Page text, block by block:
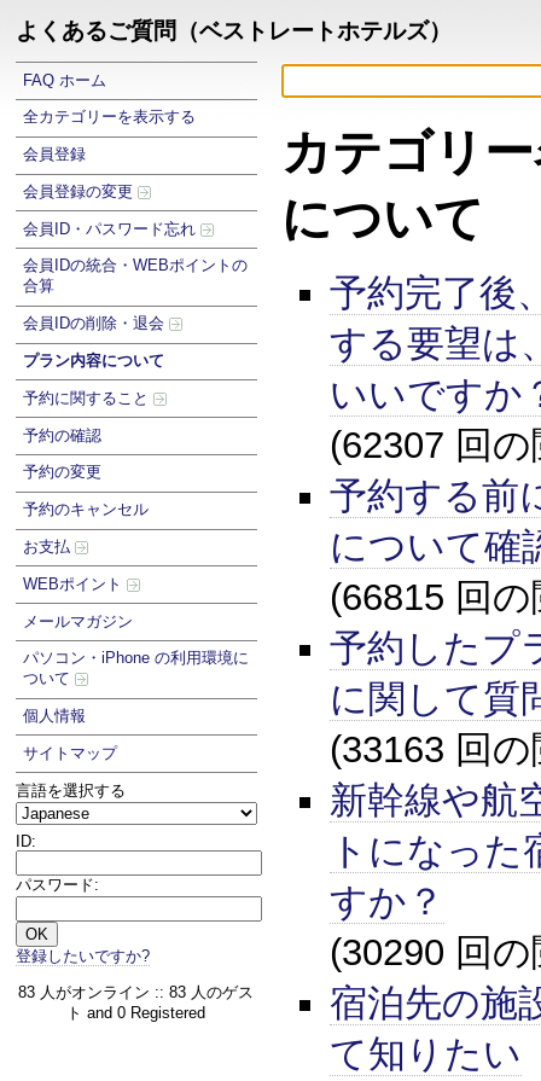
よくあるご質問（ベストレートホテルズ）
FAQ ホーム
全カテゴリーを表示する
会員登録
会員登録の変更
会員ID・パスワード忘れ
会員IDの統合・WEBポイントの
合算
会員IDの削除・退会
プラン内容について
予約に関すること
予約の確認
予約の変更
予約のキャンセル
お支払
WEBポイント
メールマガジン
パソコン・iPhone の利用環境に
ついて
個人情報
サイトマップ
言語を選択する
ID:
パスワード:
登録したいですか?
83 人がオンライン :: 83 人のゲス
ト and 0 Registered
カテゴリ
について
予約完了後
する要望は
いいですか
(62307 回
予約する前
について確
(66815 回
予約したプ
に関して質
(33163 回
新幹線や航
トになっ
すか？
(30290 回
宿泊先の施
て知りたい